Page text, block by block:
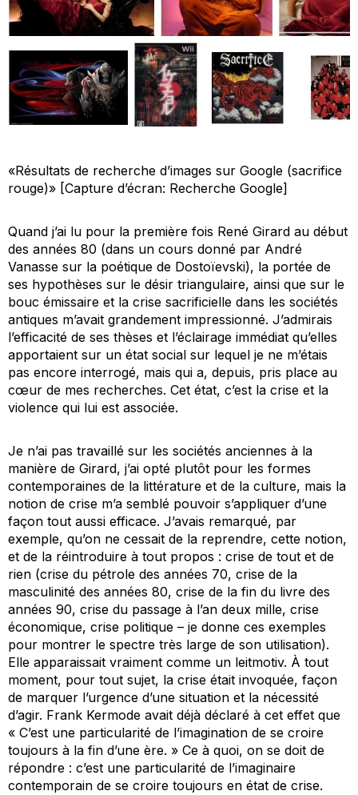
«Résultats de recherche d’images sur Google (sacrifice
rouge)» [Capture d’écran: Recherche Google]
Quand j’ai lu pour la première fois René Girard au début
des années 80 (dans un cours donné par André
Vanasse sur la poétique de Dostoïevski), la portée de
ses hypothèses sur le désir triangulaire, ainsi que sur le
bouc émissaire et la crise sacrificielle dans les sociétés
antiques m’avait grandement impressionné. J’admirais
l’efficacité de ses thèses et l’éclairage immédiat qu’elles
apportaient sur un état social sur lequel je ne m’étais
pas encore interrogé, mais qui a, depuis, pris place au
cœur de mes recherches. Cet état, c’est la crise et la
violence qui lui est associée.
Je n’ai pas travaillé sur les sociétés anciennes à la
manière de Girard, j’ai opté plutôt pour les formes
contemporaines de la littérature et de la culture, mais la
notion de crise m’a semblé pouvoir s’appliquer d’une
façon tout aussi efficace. J’avais remarqué, par
exemple, qu’on ne cessait de la reprendre, cette notion,
et de la réintroduire à tout propos : crise de tout et de
rien (crise du pétrole des années 70, crise de la
masculinité des années 80, crise de la fin du livre des
années 90, crise du passage à l’an deux mille, crise
économique, crise politique – je donne ces exemples
pour montrer le spectre très large de son utilisation).
Elle apparaissait vraiment comme un leitmotiv. À tout
moment, pour tout sujet, la crise était invoquée, façon
de marquer l’urgence d’une situation et la nécessité
d’agir. Frank Kermode avait déjà déclaré à cet effet que
« C’est une particularité de l’imagination de se croire
toujours à la fin d’une ère. » Ce à quoi, on se doit de
répondre : c’est une particularité de l’imaginaire
contemporain de se croire toujours en état de crise.